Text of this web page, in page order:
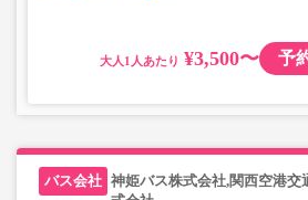
大人 ¥3,500〜 予
神姫バス株式会社,関西空港交